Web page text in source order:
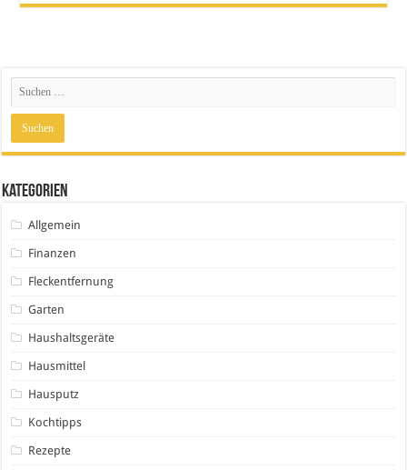
Kategorien
Allgemein
Finanzen
Fleckentfernung
Garten
Haushaltsgeräte
Hausmittel
Hausputz
Kochtipps
Rezepte